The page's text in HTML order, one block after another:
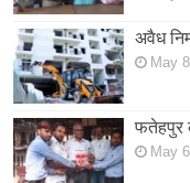
अवैध
May
फतेहपुर
May